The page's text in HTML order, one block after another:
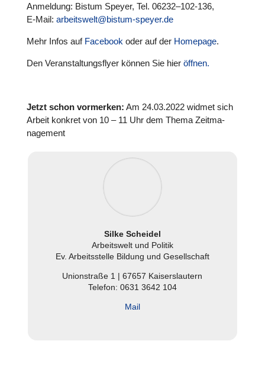
Anmel­dung: Bistum Speyer, Tel. 06232–102-136,
E‑Mail: arbeitswelt@bistum-speyer.de
Mehr Infos auf Facebook oder auf der Homepage.
Den Ver­an­stal­tungs­flyer können Sie hier öffnen.
Jetzt schon vor­mer­ken: Am 24.03.2022 widmet sich
Arbeit konkret von 10 – 11 Uhr dem Thema Zeit­ma­
nage­ment
Silke Scheidel
Arbeits­welt und Politik
Ev. Arbeits­stelle Bildung und Gesell­schaft
Uni­on­straße 1 | 67657 Kai­sers­lau­tern
Telefon: 0631 3642 104
Mail